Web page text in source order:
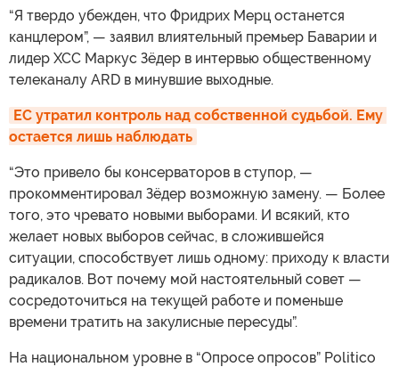
“Я твердо убежден, что Фридрих Мерц останется
канцлером”, — заявил влиятельный премьер Баварии и
лидер ХСС Маркус Зёдер в интервью общественному
телеканалу ARD в минувшие выходные.
ЕС утратил контроль над собственной судьбой. Ему
остается лишь наблюдать
“Это привело бы консерваторов в ступор, —
прокомментировал Зёдер возможную замену. — Более
того, это чревато новыми выборами. И всякий, кто
желает новых выборов сейчас, в сложившейся
ситуации, способствует лишь одному: приходу к власти
радикалов. Вот почему мой настоятельный совет —
сосредоточиться на текущей работе и поменьше
времени тратить на закулисные пересуды”.
На национальном уровне в “Опросе опросов” Politico